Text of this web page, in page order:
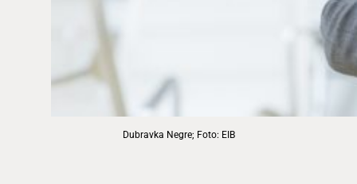
Dubravka Negre; Foto: EIB